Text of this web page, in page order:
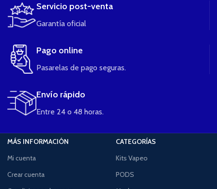
Servicio post-venta
Garantía oficial
Pago online
Pasarelas de pago seguras.
Envío rápido
Entre 24 o 48 horas.
MÁS INFORMACIÓN
Mi cuenta
Crear cuenta
CATEGORÍAS
Kits Vapeo
PODS